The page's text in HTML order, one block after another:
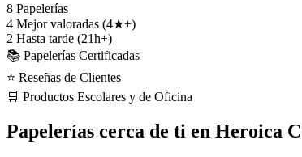
8 Papelerías
4 Mejor valoradas (4★+)
2 Hasta tarde (21h+)
📚 Papelerías Certificadas
⭐ Reseñas de Clientes
🛒 Productos Escolares y de Oficina
Papelerías cerca de ti en Heroica